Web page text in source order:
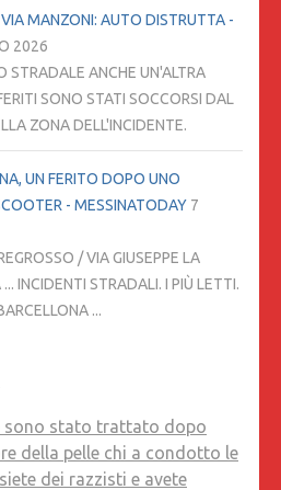
MANZONI: AUTO DISTRUTTA -
2026
STRADALE ANCHE UN'ALTRA
SONO STATI SOCCORSI DAL
ZONA DELL'INCIDENTE.
UN FERITO DOPO UNO
- MESSINATODAY 7
/ VIA GIUSEPPE LA
INCIDENTI STRADALI. I PIÙ LETTI.
...
sono stato trattato dopo
della pelle chi a condotto le
dei razzisti e avete